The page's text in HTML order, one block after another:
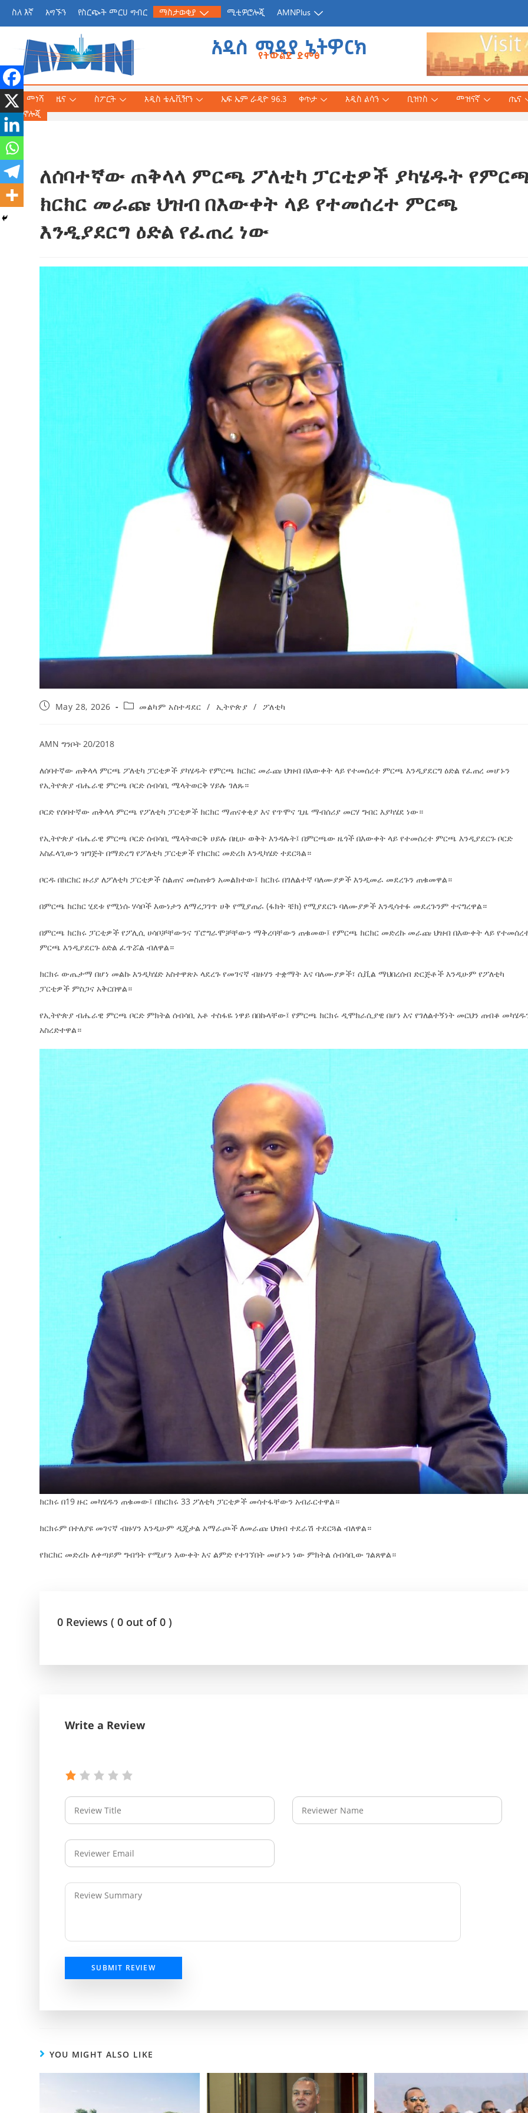
ስለ እኛ አግኙን የስርጭት መርሀ ግብር ማስታወቂያ ሚቲዎሮሎጂ AMNPlus
አዲስ ሚዲያ ኔትዎርክ
የትውልድ ድምፅ
መነሻ ዜና
የቤኒን የዲጂታል ትራንስፎርሜሽን እና ኢኖቬሽን
ሚኒስትር ማሁና አክፕሎጋን የኢፌዴሪ መሶብ
አገልግሎትን ጎበኙ
August 5, 2026
ስፖርት
2ኛው የአዲስ ሚዲያ ኔትዎርክ አመራሮች እና
ሠራተኞች ስፖርት ፌስቲቫል በቴሌቪዥን ዘርፍ
አዲስ ቴሌቪዥን
የጠቅላይ ሚኒስትር ዐቢይ አሕመድ (ዶ/ር)
«መደመር» መጽሐፍ በቻይንኛ ተተርጉሞ በቅርቡ
ለንባብ ይበቃል
AmnAdmin
ኤፍ ኤም ራዲዮ 96.3 ቀጥታ አዲስ ልሳን ቢዝነስ መዝናኛ
ጤና
ቴክኖሎጂ
ለሰባተኛው ጠቅላላ ምርጫ ፖለቲካ ፓርቲዎች ያካሄዱት
ክርክር መራጩ ህዝብ በእውቀት ላይ የተመሰረተ ምርጫ
እንዲያደርግ ዕድል የፈጠረ ነው
May 28, 2026 መልካም አስተዳደር / ኢትዮጵያ / ፖለቲካ
AMN ግንቦት 20/2018
ለሰባተኛው ጠቅላላ ምርጫ ፖለቲካ ፓርቲዎች ያካሄዱት የምርጫ ክርክር መራጩ ህዝብ በእውቀት ላይ የተመሰረተ ምርጫ እንዲያደርግ ዕድል የፈጠረ መሆኑን
የኢትዮጵያ ብሔራዊ ምርጫ ቦርድ ሰብሳቢ ሜላትወርቅ ሃይሉ ገለጹ።
ቦርድ የሰባተኛው ጠቅላላ ምርጫ የፖለቲካ ፓርቲዎች ክርክር ማጠናቀቂያ እና የጥሞና ጊዜ ማብሰሪያ መርሃ ግብር እያካሄደ ነው።
የኢትዮጵያ ብሔራዊ ምርጫ ቦርድ ሰብሳቢ ሜላትወርቅ ሀይሉ በዚሁ ወቅት እንዳሉት፤ በምርጫው ዜጎች በእውቀት ላይ የተመሰረተ ምርጫ እንዲያደርጉ ቦርድ
አስፈላጊውን ዝግጅት በማድረግ የፖለቲካ ፓርቲዎች የክርክር መድረክ እንዲካሄድ ተደርጓል።
ቦርዱ በክርክር ዙሪያ ለፖለቲካ ፓርቲዎች ስልጠና መስጠቱን አመልክተው፤ ክርክሩ በገለልተኛ ባለሙያዎች እንዲመራ መደረጉን ጠቁመዋል።
በምርጫ ክርክር ሂደቱ የሚነሱ ሃሳቦች እውነታን ለማረጋገጥ ሀቅ የሚያጠራ (ፋክት ቼክ) የሚያደርጉ ባለሙያዎች እንዲሳተፉ መደረጉንም ተናግረዋል።
በምርጫ ክርክሩ ፓርቲዎች የፖሊሲ ሀሳቦቻቸውንና ፕሮግራሞቻቸውን ማቅረባቸውን ጠቁመው፤ የምርጫ ክርክር መድረኩ መራጩ ህዝብ በእውቀት ላይ
ምርጫ እንዲያደርጉ ዕድል ፈጥሯል ብለዋል።
ክርክሩ ውጤታማ በሆነ መልኩ እንዲካሄድ አስተዋጽኦ ላደረጉ የመገናኛ ብዙሃን ተቋማት እና ባለሙያዎች፣ ሲቪል ማህበረሰብ ድርጅቶች እንዲሁም የፖለቲካ
ፓርቲዎች ምስጋና አቅርበዋል።
የኢትዮጵያ ብሔራዊ ምርጫ ቦርድ ምክትል ሰብሳቢ አቶ ተስፋዬ ነዋይ በበኩላቸው፤ የምርጫ ክርክሩ ዲሞክራሲያዊ በሆነ እና የገለልተኝነት መርህን ጠብቆ
አስረድተዋል።
ክርክሩ በ19 ዙር መካሄዱን ጠቁመው፤ በክርክሩ 33 ፖለቲካ ፓርቲዎች መሳተፋቸውን አብራርተዋል።
ክርክሩም በተለያዩ መገናኛ ብዙሃን እንዲሁም ዲጂታል አማራጮች ለመራጩ ህዝብ ተደራሽ ተደርጓል ብለዋል።
የክርክር መድረኩ ለቀጣይም ግብዓት የሚሆን እውቀት እና ልምድ የተገኘበት መሆኑን ነው ምክትል ሰብሳቢው ገልጸዋል።
0 Reviews ( 0 out of 0 )
Write a Review
SUBMIT REVIEW
YOU MIGHT ALSO LIKE